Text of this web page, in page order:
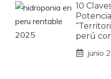
10
perú
junio